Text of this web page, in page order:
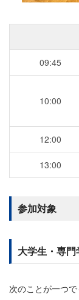
09:45
10:00
12:00
13:00
参加対象
大学生・専門
次のことが一つ